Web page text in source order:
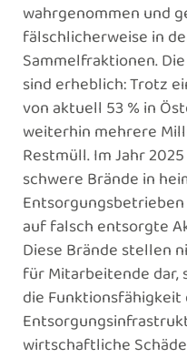
wahrgenommen und
fälschlicherweise in
Sammelfraktionen.
sind erheblich: Trotz
von aktuell 53 % in
weiterhin mehrere
Restmüll. Im Jahr
schwere Brände in
auf falsch entsorgte
Diese Brände stellen
für Mitarbeitende dar,
die Funktionsfähigkeit
wirtschaftliche